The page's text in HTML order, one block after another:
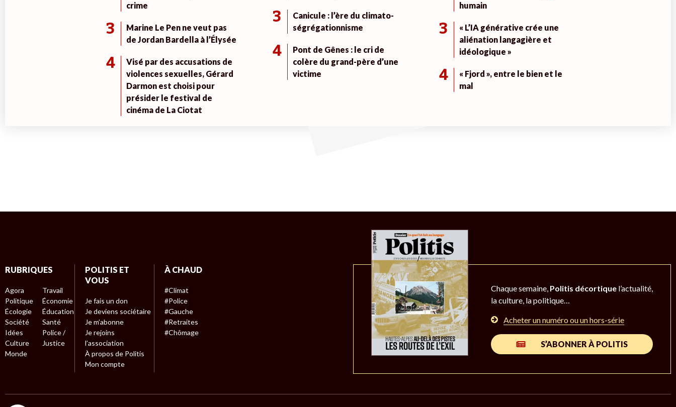
crime
3
Marine Le Pen ne veut pas
de Jordan Bardella à l’Élysée
4
Visé par des accusations de
violences sexuelles, Gérard
Darmon est choisi pour
présider le festival de
cinéma de La Ciotat
3
Canicule : l’ère du climato-
ségrégationnisme
4
Pont de Gênes : le cri de
colère du grand-père d’une
victime
humain
3
« L’IA générative crée une
aliénation langagière et
idéologique »
4
« Fjord », entre le bien et le
mal
RUBRIQUES
Agora
Politique
Écologie
Société
Idées
Culture
Monde
Travail
Économie
Éducation
Santé
Police /
Justice
POLITIS ET
VOUS
Je fais un don
Je deviens sociétaire
Je m’abonne
Je rejoins
l’association
À propos de Politis
Mon compte
À CHAUD
#Climat
#Police
#Gauche
#Retraites
#Chômage
Chaque semaine, Politis décortique l’actualité,
la culture, la politique…
Acheter un numéro ou un hors-série
S’ABONNER À POLITIS